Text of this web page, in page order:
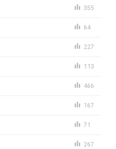
355
64
227
113
466
167
71
267